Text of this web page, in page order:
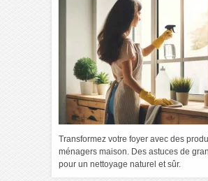
Transformez votre foyer avec des
ménagers maison. Des astuces de
pour un nettoyage naturel et sûr.